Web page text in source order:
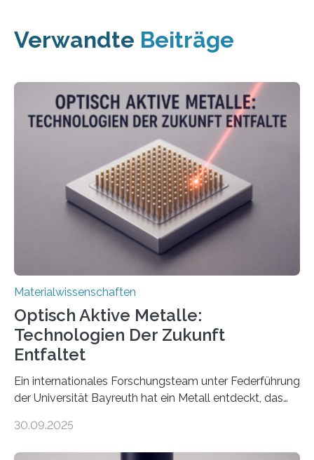
Verwandte Beiträge
Materialwissenschaften
Optisch Aktive Metalle:
Technologien Der Zukunft
Entfaltet
Ein internationales Forschungsteam unter Federführung
der Universität Bayreuth hat ein Metall entdeckt, das
Dadurch ist es in der Lage, eine sogenannte zweite
30.09.2025